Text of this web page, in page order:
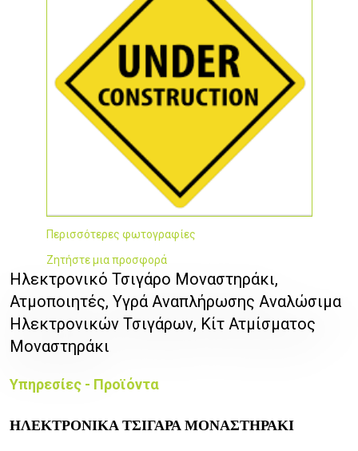
Περισσότερες φωτογραφίες
Ζητήστε μια προσφορά
Ηλεκτρονικό Τσιγάρο Μοναστηράκι,
Ατμοποιητές, Υγρά Αναπλήρωσης Αναλώσιμα
Ηλεκτρονικών Τσιγάρων, Κίτ Ατμίσματος
Μοναστηράκι
Υπηρεσίες - Προϊόντα
ΗΛΕΚΤΡΟΝΙΚΑ ΤΣΙΓΑΡΑ ΜΟΝΑΣΤΗΡΑΚΙ